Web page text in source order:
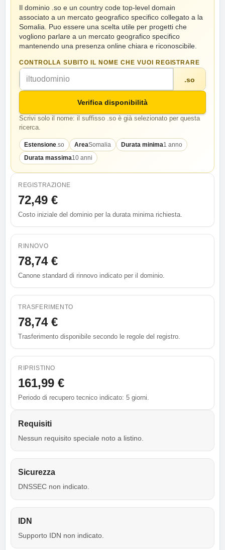
Il dominio .so e un country code top-level domain
associato a un mercato geografico specifico collegato a la
Somalia. Puo essere una scelta utile per progetti che
vogliono parlare a un mercato geografico specifico
mantenendo una presenza online chiara e riconoscibile.
CONTROLLA SUBITO IL NOME CHE VUOI REGISTRARE
.so
Verifica disponibilità
Scrivi solo il nome: il suffisso .so è già selezionato per questa
ricerca.
Estensione.so AreaSomalia Durata minima1 anno
Durata massima10 anni
REGISTRAZIONE
72,49 €
Costo iniziale del dominio per la durata minima richiesta.
RINNOVO
78,74 €
Canone standard di rinnovo indicato per il dominio.
TRASFERIMENTO
78,74 €
Trasferimento disponibile secondo le regole del registro.
RIPRISTINO
161,99 €
Periodo di recupero tecnico indicato: 5 giorni.
Requisiti
Nessun requisito speciale noto a listino.
Sicurezza
DNSSEC non indicato.
IDN
Supporto IDN non indicato.